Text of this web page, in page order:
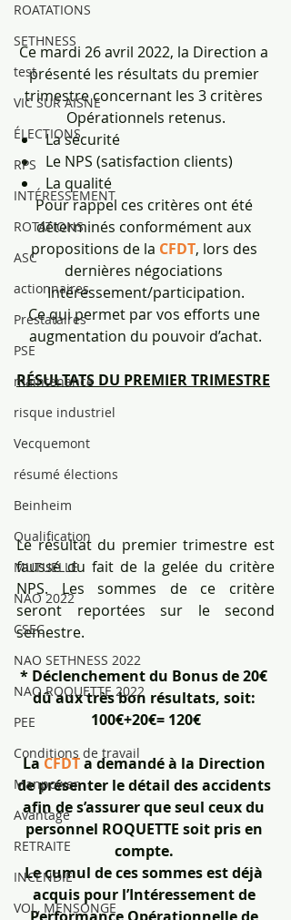
ROATATIONS
SETHNESS
test
VIC SUR AISNE
ÉLECTIONS
RPS
INTÉRESSEMENT
ROTATIONS
ASC
actionnaires
Prestataires
PSE
maintenance
risque industriel
Vecquemont
résumé élections
Beinheim
Qualification
MUTUELLE
NAO 2022
CSEC
NAO SETHNESS 2022
NAO ROQUETTE 2022
PEE
Conditions de travail
Manpower
Avantage
RETRAITE
INCENDIE
VOL, MENSONGE
Ce mardi 26 avril 2022, la Direction a
présenté les résultats du premier
trimestre concernant les 3 critères
Opérationnels retenus.
La sécurité
Le NPS (satisfaction clients)
La qualité
Pour rappel ces critères ont été
déterminés conformément aux
propositions de la CFDT, lors des
dernières négociations
Intéressement/participation.
Ce qui permet par vos efforts une
augmentation du pouvoir d’achat.
RÉSULTATS DU PREMIER TRIMESTRE
Le résultat du premier trimestre est
faussé du fait de la gelée du critère
NPS. Les sommes de ce critère
seront reportées sur le second
semestre.
* Déclenchement du Bonus de 20€
dû aux très bon résultats, soit:
100€+20€= 120€
La CFDT a demandé à la Direction
de présenter le détail des accidents
afin de s’assurer que seul ceux du
personnel ROQUETTE soit pris en
compte.
Le cumul de ces sommes est déjà
acquis pour l’Intéressement de